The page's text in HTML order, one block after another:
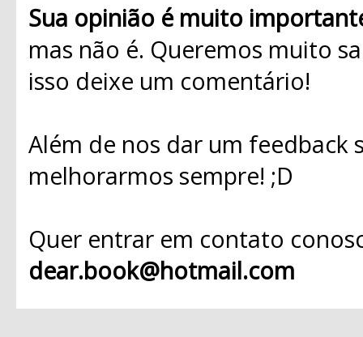
Sua opinião é muito
mas não é. Queremos muito
isso deixe um comentário!
Além de nos dar um
melhorarmos sempre! ;D
Quer entrar em contato
dear.book@hotmail.com